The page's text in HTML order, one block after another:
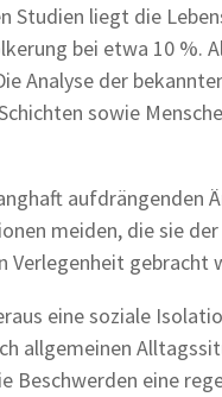
Studien liegt die
bei etwa 10 %.
Analyse der
sowie
aufdrängenden
meiden, die sie
Verlegenheit gebracht
eine soziale
allgemeinen
Beschwerden eine